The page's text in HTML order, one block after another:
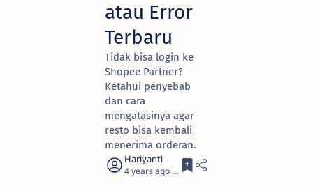
atau Error
Terbaru
Tidak bisa login ke
Shopee Partner?
Ketahui penyebab
dan cara
mengatasinya agar
resto bisa kembali
menerima orderan.
4 years ago 3